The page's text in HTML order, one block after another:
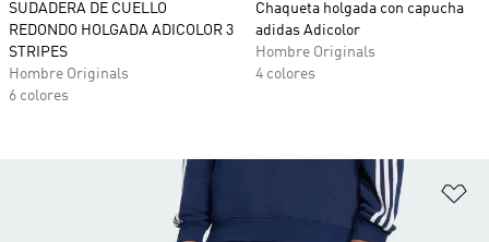
SUDADERA DE CUELLO
REDONDO HOLGADA ADICOLOR 3
STRIPES
Hombre Originals
6 colores
Chaqueta holgada con capucha
adidas Adicolor
Hombre Originals
4 colores